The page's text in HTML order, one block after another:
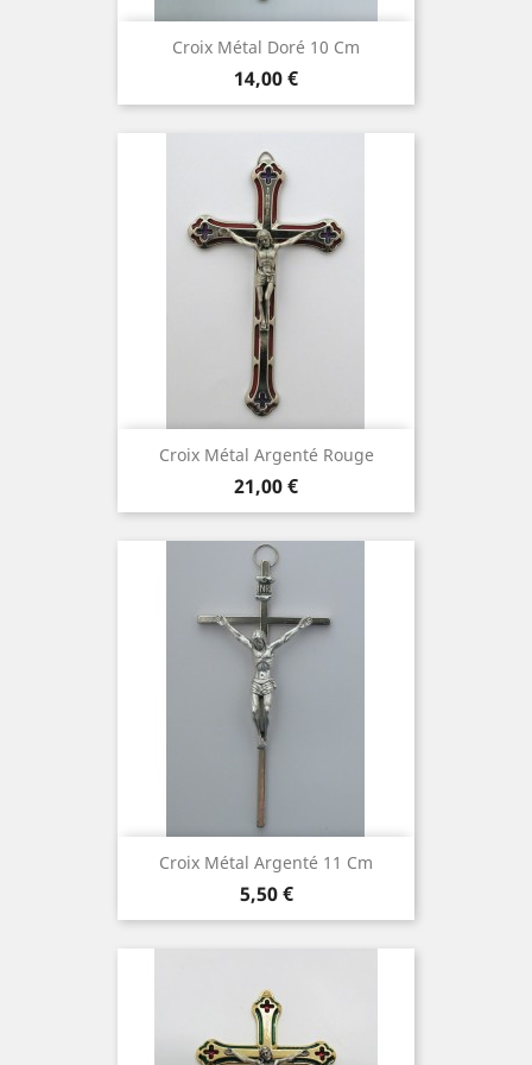
Croix Métal Doré 10 Cm
Prix
14,00 €
Croix Métal Argenté Rouge
Prix
21,00 €
Croix Métal Argenté 11 Cm
Prix
5,50 €